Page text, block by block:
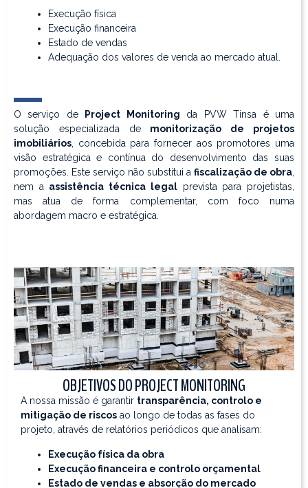
Execução física
Execução financeira
Estado de vendas
Adequação dos valores de venda ao mercado atual.
O serviço de Project Monitoring da PVW Tinsa é uma
solução especializada de monitorização de projetos
imobiliários , concebida para fornecer aos promotores uma
visão estratégica e contínua do desenvolvimento das suas
promoções. Este serviço não substitui a fiscalização de obra
nem a assistência técnica legalprevista para projetistas,
mas atua de forma complementar, com foco numa
abordagem macro e estratégica.
OBJETIVOS DO PROJECT MONITORING
A nossa missão é garantir transparência, controlo e
mitigação de riscos ao longo de todas as fases do
projeto, através de relatórios periódicos que analisam:
Execução física da obra
Execução financeira e controlo orçamental
Estado de vendas e absorção do mercado